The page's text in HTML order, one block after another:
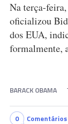
Na terça-
oficializou
dos EUA,
formalmente,
BARACK OBAMA
0 Comentários